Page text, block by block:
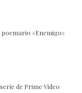
poemario «Enemigo»
de Prime Video